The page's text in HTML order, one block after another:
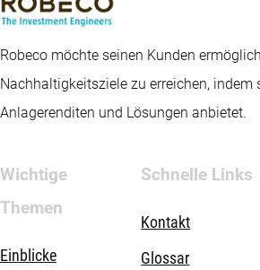
Robeco möchte seinen Kunden
Nachhaltigkeitsziele zu erreichen, indem
Anlagerenditen und Lösungen anbietet.
Wichtige
Themen
Einblicke
Schnelle Links
Kontakt
Glossar